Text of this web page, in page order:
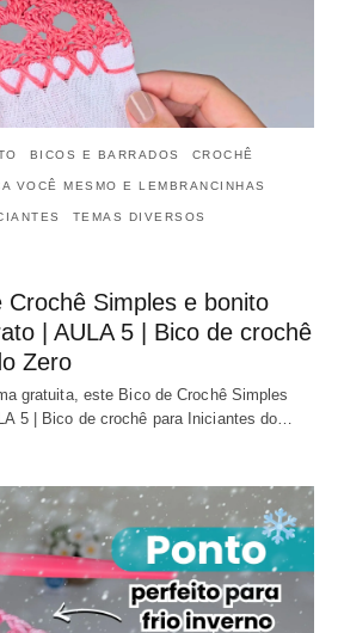
BICOS E BARRADOS CROCHÊ
VOCÊ MESMO E LEMBRANCINHAS
TEMAS DIVERSOS
Crochê Simples e bonito
| AULA 5 | Bico de crochê
Zero
gratuita, este Bico de Crochê Simples
5 | Bico de crochê para Iniciantes do…